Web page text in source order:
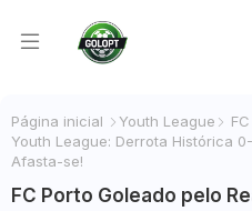
Página inicial Youth League
Youth League: Derrota Histórica
Afasta-se!
FC Porto Goleado pelo